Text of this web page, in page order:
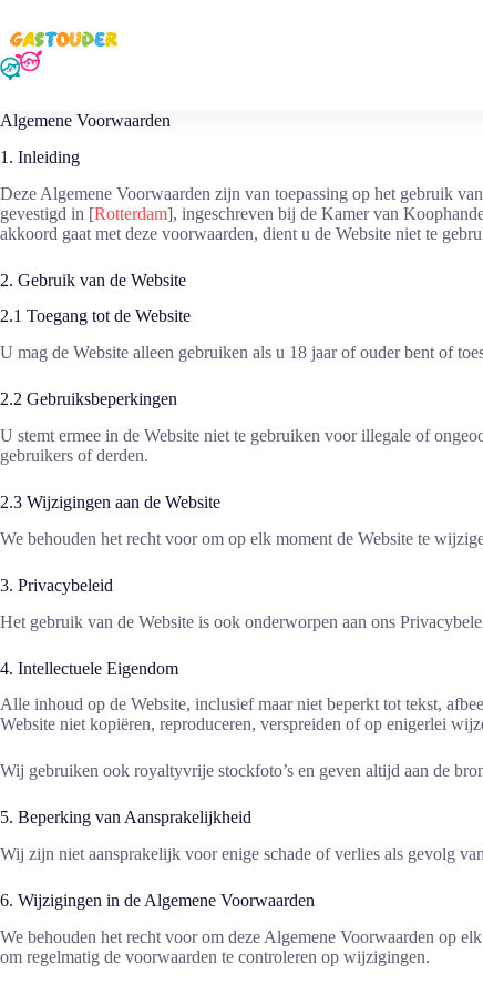
naar
de
inhoud
Algemene Voorwaarden
1. Inleiding
Deze Algemene Voorwaarden zijn van toepassing op het gebruik
gevestigd in [Rotterdam], ingeschreven bij de Kamer van
akkoord gaat met deze voorwaarden, dient u de Website niet te
2. Gebruik van de Website
2.1 Toegang tot de Website
U mag de Website alleen gebruiken als u 18 jaar of ouder bent of
2.2 Gebruiksbeperkingen
U stemt ermee in de Website niet te gebruiken voor illegale of
gebruikers of derden.
2.3 Wijzigingen aan de Website
We behouden het recht voor om op elk moment de Website te
3. Privacybeleid
Het gebruik van de Website is ook onderworpen aan ons
4. Intellectuele Eigendom
Alle inhoud op de Website, inclusief maar niet beperkt tot tekst,
Website niet kopiëren, reproduceren, verspreiden of op enigerlei
Wij gebruiken ook royaltyvrije stockfoto’s en geven altijd aan de
5. Beperking van Aansprakelijkheid
Wij zijn niet aansprakelijk voor enige schade of verlies als gevolg
6. Wijzigingen in de Algemene Voorwaarden
We behouden het recht voor om deze Algemene Voorwaarden op
om regelmatig de voorwaarden te controleren op wijzigingen.